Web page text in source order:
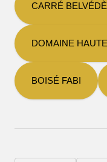
CARRÉ
DOMAINE
BOISÉ FABI